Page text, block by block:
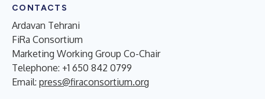
CONTACTS
Ardavan Tehrani
FiRa Consortium
Marketing Working Group Co-Chair
Telephone: +1 650 842 0799
Email: press@firaconsortium.org